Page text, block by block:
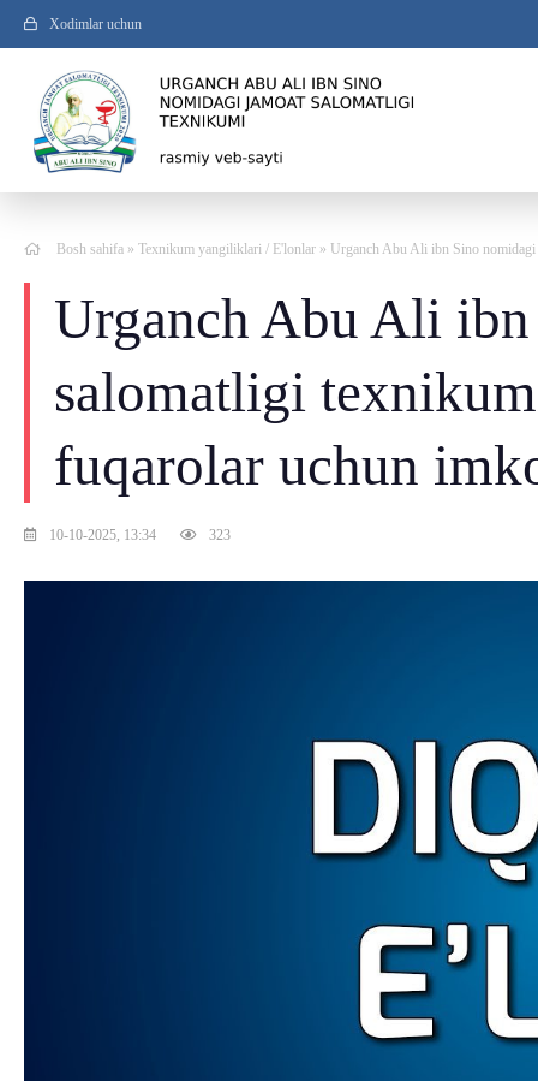
Xodimlar uchun
Bosh sahifa » Texnikum yangiliklari / E'lonlar » Urganch Abu Ali ibn Sino
Urganch Abu Ali
salomatligi
fuqarolar uchun
10-10-2025, 13:34 323